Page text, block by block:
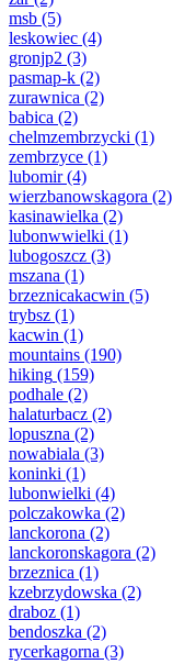
msb (5)
leskowiec (4)
gronjp2 (3)
pasmap-k (2)
zurawnica (2)
babica (2)
chelmzembrzycki (1)
zembrzyce (1)
lubomir(4)
wierzbanowskagora (2)
kasinawielka (2)
lubonwwielki (1)
lubogoszcz (3)
mszana (1)
brzeznicakacwin (5)
trybsz (1)
kacwin (1)
mountains (190)
hiking (159)
podhale (2)
halaturbacz (2)
lopuszna (2)
nowabiala (3)
koninki (1)
lubonwielki (4)
polczakowka (2)
lanckorona (2)
lanckoronskagora (2)
brzeznica (1)
kzebrzydowska (2)
draboz (1)
bendoszka (2)
rycerkagorna (3)